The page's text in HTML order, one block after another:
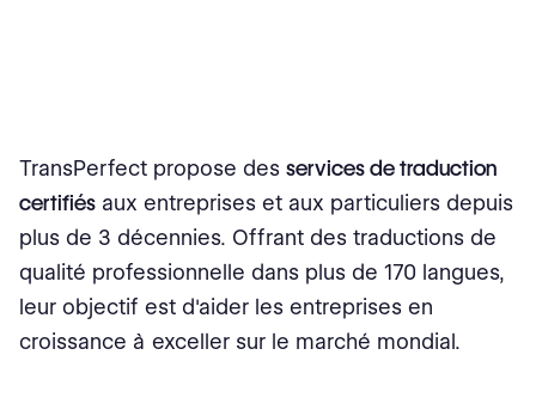
TransPerfect propose des services de traduction
certifiés aux entreprises et aux particuliers depuis
plus de 3 décennies. Offrant des traductions de
qualité professionnelle dans plus de 170 langues,
leur objectif est d'aider les entreprises en
croissance à exceller sur le marché mondial.